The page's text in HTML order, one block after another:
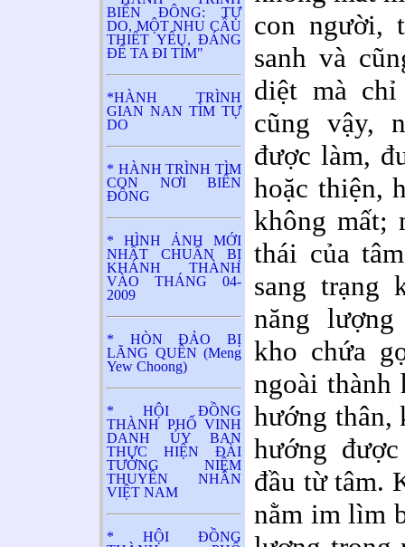
BIỂN ĐÔNG: TỰ
DO, MỘT NHU CẦU
THIẾT YẾU, ĐÁNG
ĐỂ TA ĐI TÌM"
*HÀNH TRÌNH
GIAN NAN TÌM TỰ
DO
* HÀNH TRÌNH TÌM
CON NƠI BIỂN
ĐÔNG
* HÌNH ẢNH MỚI
NHẤT CHUẨN BỊ
KHÁNH THÀNH
VÀO THÁNG 04-
2009
* HÒN ĐẢO BỊ
LÃNG QUÊN (Meng
Yew Choong)
* HỘI ĐỒNG
THÀNH PHỐ VINH
DANH ỦY BAN
THỰC HIỆN ĐÀI
TƯỞNG NIỆM
THUYỀN NHÂN
VIỆT NAM
* HỘI ĐỒNG
con người,
sanh và
diệt mà
cũng vậy,
được làm,
hoặc thiện,
không mất;
thái của
sang trạng
năng
kho chứa
ngoài thành
hướng thân,
hướng
đầu từ tâm.
nằm im lìm